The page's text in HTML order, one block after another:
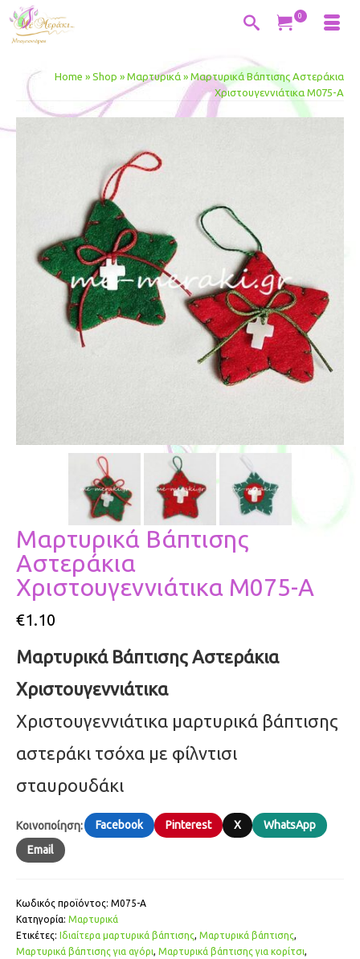
0
Home » Shop » Μαρτυρικά » Μαρτυρικά Βάπτισης Αστεράκια
Χριστουγεννιάτικα Μ075-Α
Μαρτυρικά Βάπτισης
Αστεράκια
Χριστουγεννιάτικα Μ075-Α
€1.10
Μαρτυρικά Βάπτισης Αστεράκια
Χριστουγεννιάτικα
Χριστουγεννιάτικα μαρτυρικά βάπτισης
αστεράκι τσόχα με φίλντισι
σταυρουδάκι
Κοινοποίηση: Facebook Pinterest X
WhatsApp
Email
Κωδικός προϊόντος: Μ075-Α
Κατηγορία: Μαρτυρικά
Ετικέτες: Ιδιαίτερα μαρτυρικά βάπτισης, Μαρτυρικά βάπτισης,
Μαρτυρικά βάπτισης για αγόρι, Μαρτυρικά βάπτισης για κορίτσι,